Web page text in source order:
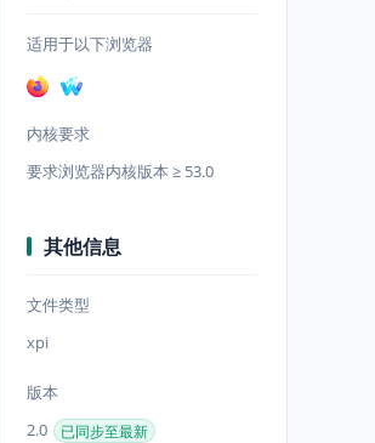
适用于以下浏览器
内核要求
要求浏览器内核版本 ≥ 53.0
其他信息
文件类型
xpi
版本
2.0
已同步至最新